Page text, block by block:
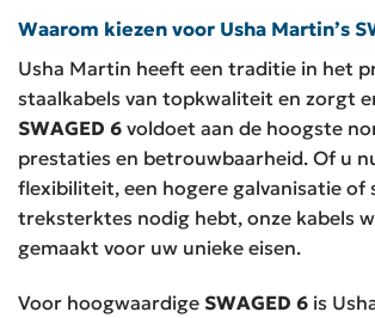
Waarom kiezen voor Usha Martin’s
Usha Martin heeft een traditie in het
staalkabels van topkwaliteit en zorgt
SWAGED 6 voldoet aan de hoogste
prestaties en betrouwbaarheid. Of u
flexibiliteit, een hogere galvanisatie of
treksterktes nodig hebt, onze kabels
gemaakt voor uw unieke eisen.
Voor hoogwaardige SWAGED 6 is